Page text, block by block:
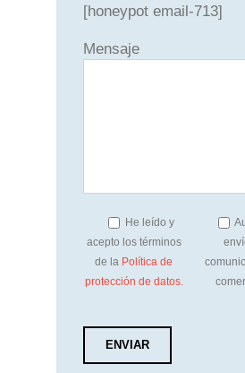
[honeypot email-713]
Mensaje
He leído y
acepto los términos
de la Política de
protección de datos.